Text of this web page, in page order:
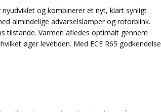
nyudviklet og kombinerer et nyt, klart synligt
almindelige advarselslamper og rotorblink.
tilstande. Varmen afledes optimalt gennem
øger levetiden. Med ECE R65 godkendelse